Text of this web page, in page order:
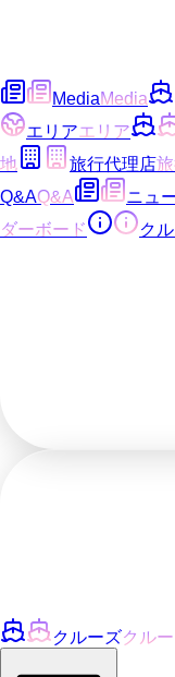
MediaMedia
エリアエリア
地
旅行代理店
Q&AQ&A ニュ
ダーボード
ク
クルーズクル